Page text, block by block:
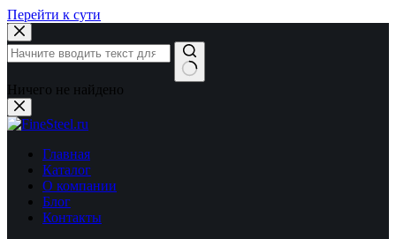
Перейти к сути
Ничего не найдено
Главная
Каталог
О компании
Блог
Контакты